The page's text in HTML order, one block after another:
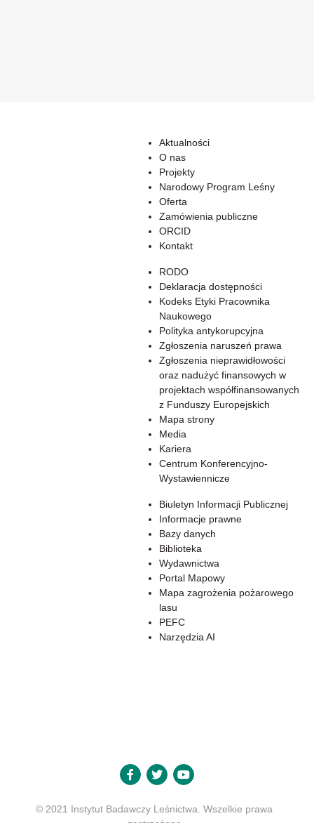
Aktualności
O nas
Projekty
Narodowy Program Leśny
Oferta
Zamówienia publiczne
ORCID
Kontakt
RODO
Deklaracja dostępności
Kodeks Etyki Pracownika
Naukowego
Polityka antykorupcyjna
Zgłoszenia naruszeń prawa
Zgłoszenia nieprawidłowości
oraz nadużyć finansowych w
projektach współfinansowanych
z Funduszy Europejskich
Mapa strony
Media
Kariera
Centrum Konferencyjno-
Wystawiennicze
Biuletyn Informacji Publicznej
Informacje prawne
Bazy danych
Biblioteka
Wydawnictwa
Portal Mapowy
Mapa zagrożenia pożarowego
lasu
PEFC
Narzędzia AI
© 2021 Instytut Badawczy Leśnictwa. Wszelkie prawa